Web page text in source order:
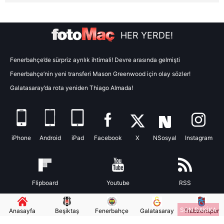
kullanılmaktadır. Diğer çerezler, sitemizin daha işlevsel
kılınması ve kişiselleştirilmesi ve sizlere yönelik
sınırlı olarak açık rızanız dahilinde kullanılacaktır.
Çerezlere ilişkin tercihlerinizi aşağıda yer alan panel
için Ayarlar butonuna tıklayabilir,
Çerez Bilgilendirme
Metnimiziziyaret edebilirsiniz.
hazırlanmış Aydınlatma Metnimizi okumak ve sitemizde
ilgili mevzuata uygun olarak kullanılan çerezlerle ilgili bilgi
almak için lütfen
SON DAKİKA
HER YERDE!
Fenerbahçe’de sürpriz ayrılık ihtimali! Devre arasında gelmişti
Fenerbahçe’nin yeni transferi Mason Greenwood için olay sözler!
Galatasaray’da rota yeniden Thiago Almada!
iPhone Android iPad Facebook X NSosyal Instagram
Flipboard Youtube RSS
Anasayfa Beşiktaş Fenerbahçe Galatasaray Trabzonspor